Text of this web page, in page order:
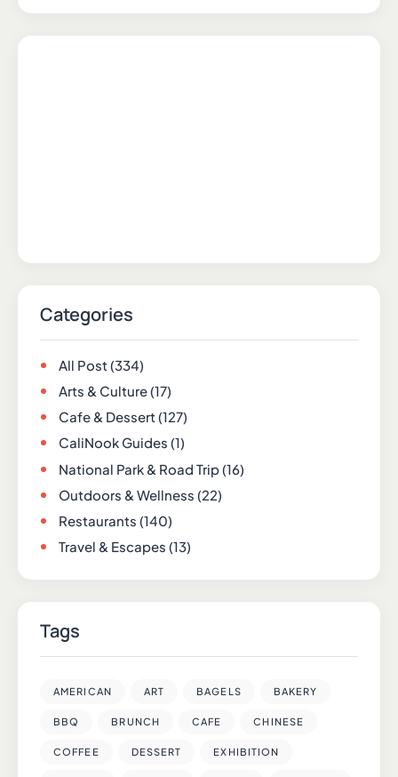
Categories
All Post(334)
Arts & Culture(17)
Cafe & Dessert(127)
CaliNook Guides (1)
National Park & Road Trip(16)
Outdoors & Wellness (22)
Restaurants (140)
Travel & Escapes (13)
Tags
AMERICAN ART BAGELS BAKERY
BBQ BRUNCH CAFE CHINESE
COFFEE DESSERT EXHIBITION